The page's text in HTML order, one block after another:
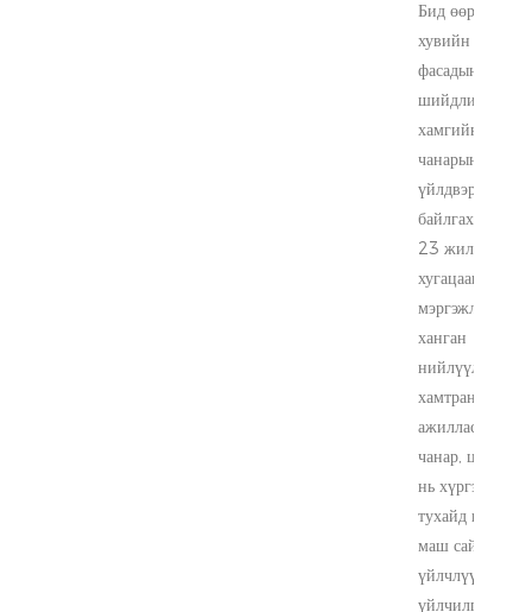
Бид өөрсдийн
хувийн тааз,
фасадын
шийдлийг
хамгийн сайн
чанарын
үйлдвэрлэлтэй
байлгахын тулд
23 жилийн
хугацаанд
мэргэжлийн
ханган
хамтран
ажилласан. Бид
чанар, цаг
нь хүргэж, цаг
тухайд нь
маш сайн
үйлчилгээ.